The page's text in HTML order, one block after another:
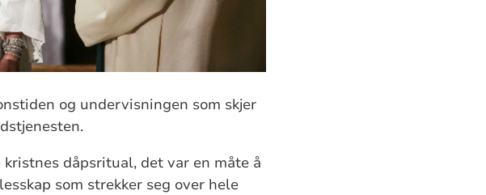
og undervisningen som skjer
dåpsritual, det var en måte å
som strekker seg over hele